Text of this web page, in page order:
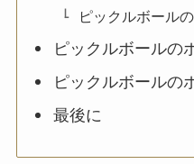
ピックルボール
ピックルボールの
ピックルボールの
最後に